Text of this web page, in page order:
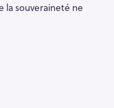
la souveraineté ne